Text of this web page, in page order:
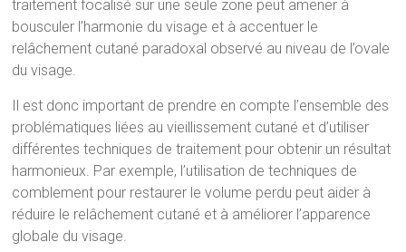
traitement focalisé sur une seule zone peut amener à
bousculer l’harmonie du visage et à accentuer le
relâchement cutané paradoxal observé au niveau de l’ovale
du visage.
Il est donc important de prendre en compte l’ensemble des
problématiques liées au vieillissement cutané et d’utiliser
différentes techniques de traitement pour obtenir un résultat
harmonieux. Par exemple, l’utilisation de techniques de
comblement pour restaurer le volume perdu peut aider à
réduire le relâchement cutané et à améliorer l’apparence
globale du visage.